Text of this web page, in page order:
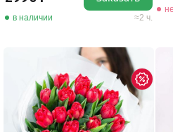
в наличии 2 ч.